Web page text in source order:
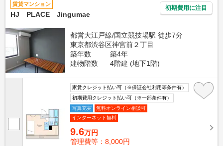
賃貸マンション
HJ PLACE Jingumae
初期費用に注目
都営大江戸線/国立競技場駅 徒歩7分
東京都渋谷区神宮前２丁目
築年数
築4年
建物階数
4階建 (地下1階)
家賃クレジット払い可（※保証会社利用等条件有）
初期費用クレジット払い可（※一部条件有）
写真充実
無料オンライン相談可
インターネット無料
9.6万円
管理費等：8,000円